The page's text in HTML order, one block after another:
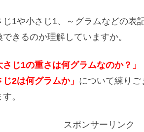
1や小さじ1、～グラムなどの表
きるのか理解していますか。
さじ1の重さは何グラムなのか？
2は何グラムか」 について練り
。
スポンサーリンク